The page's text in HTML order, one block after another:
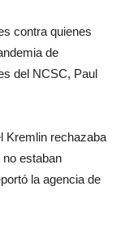
contra quienes
de
del NCSC, Paul
Kremlin rechazaba
estaban
la agencia de